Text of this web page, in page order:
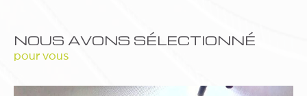
NOUS AVONS SÉLECTIONNÉ
pour vous